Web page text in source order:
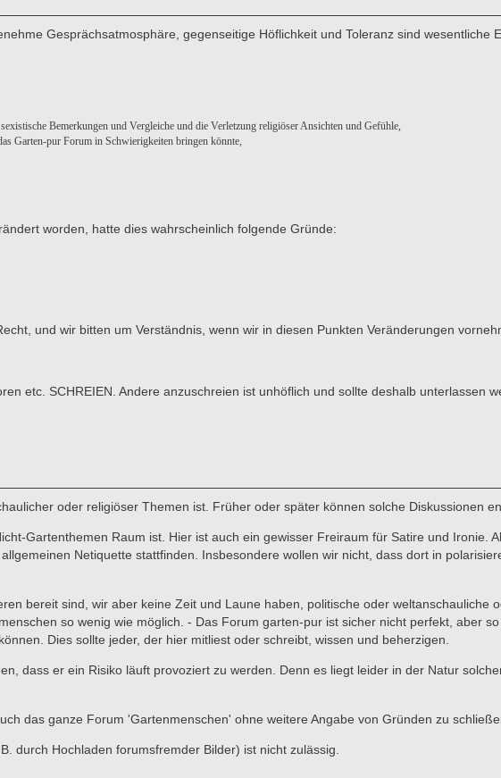
Gesprächsatmosphäre, gegenseitige Höflichkeit und Toleranz sind wesentliche
Bemerkungen und Vergleiche und die Verletzung religiöser Ansichten und Gefühle,
Garten-pur Forum in Schwierigkeiten bringen könnte,
worden, hatte dies wahrscheinlich folgende Gründe:
und wir bitten um Verständnis, wenn wir in diesen Punkten Veränderungen
etc. SCHREIEN. Andere anzuschreien ist unhöflich und sollte deshalb unterlassen
oder religiöser Themen ist. Früher oder später können solche Diskussionen
Gartenthemen Raum ist. Hier ist auch ein gewisser Freiraum für Satire und Ironie.
Netiquette stattfinden. Insbesondere wollen wir nicht, dass dort in
bereit sind, wir aber keine Zeit und Laune haben, politische oder weltanschauliche
so wenig wie möglich. - Das Forum garten-pur ist sicher nicht perfekt, aber
Dies sollte jeder, der hier mitliest oder schreibt, wissen und beherzigen.
dass er ein Risiko läuft provoziert zu werden. Denn es liegt leider in der Natur
das ganze Forum 'Gartenmenschen' ohne weitere Angabe von Gründen zu
durch Hochladen forumsfremder Bilder) ist nicht zulässig.